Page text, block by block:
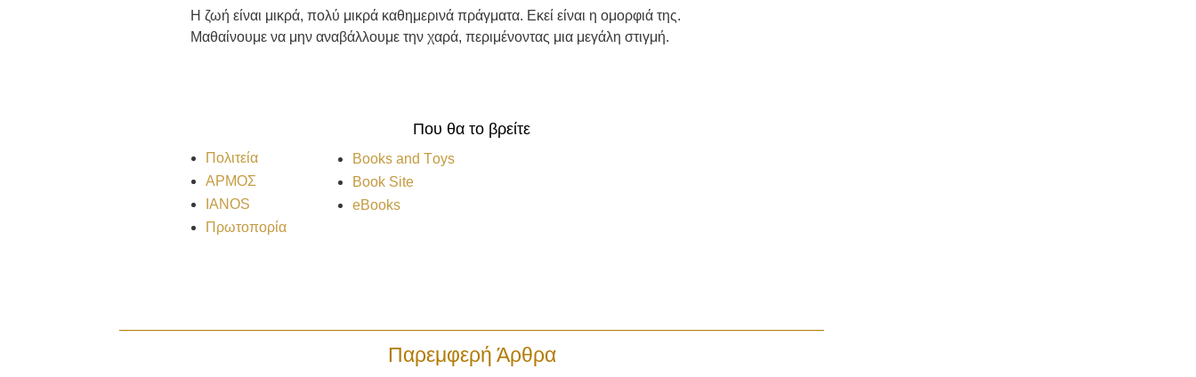
Η ζωή είναι μικρά, πολύ μικρά καθημερινά πράγματα. Εκεί είναι η ομορφιά της.
Μαθαίνουμε να μην αναβάλλουμε την χαρά, περιμένοντας μια μεγάλη στιγμή.
Που θα το βρείτε
Πολιτεία
ΑΡΜΟΣ
IANOS
Πρωτοπορία
Βooks and Τoys
Book Site
eBooks
Παρεμφερή Άρθρα